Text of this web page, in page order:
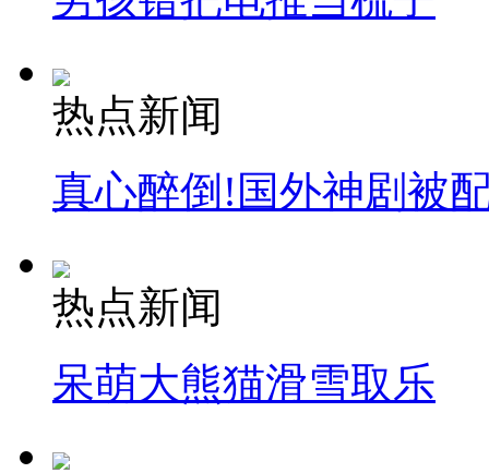
热点新闻
真心醉倒!国外神剧被
热点新闻
呆萌大熊猫滑雪取乐